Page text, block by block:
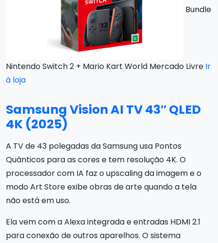
Bundle
Nintendo Switch 2 + Mario Kart World Mercado Livre Ir
à loja
Samsung Vision AI TV 43″ QLED
4K (2025)
A TV de 43 polegadas da Samsung usa Pontos
Quânticos para as cores e tem resolução 4K. O
processador com IA faz o upscaling da imagem e o
modo Art Store exibe obras de arte quando a tela
não está em uso.
Ela vem com a Alexa integrada e entradas HDMI 2.1
para conexão de outros aparelhos. O sistema